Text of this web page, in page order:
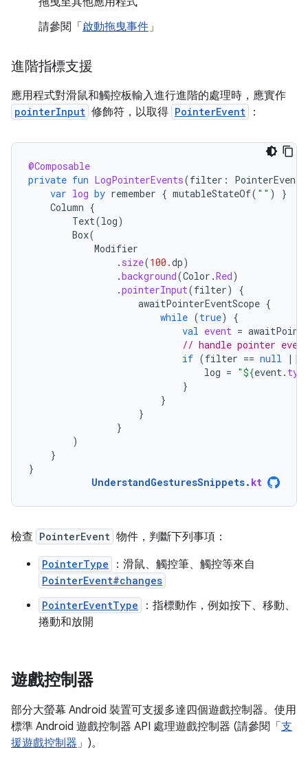
請參閱「 啟動拖曳事件」
進階指標支援
應用程式對滑鼠和觸控板輸入進行進階的處理時，應實作
pointerInput 修飾符，以取得 PointerEvent ：
@Composable
private fun LogPointerEvents(filter :
var log by remember { mutableStateOf( "" )
}
Column {
Text(log)
Box(
Modifier
. size(100.dp)
.background(Color .Red)
.pointerInput(filter)
{
awaitPointerEventScope {
while (true)
{
val event =
// handle pointer event
if (filter == null ||
log = "${event.
}
}
}
}
)
}
}
UnderstandGesturesSnippets. kt
檢查 PointerEvent 物件，判斷下列事項：
PointerType ：滑鼠、觸控筆、觸控等來自
PointerEvent#changes
PointerEventType
：指標動作，例如按下、移動、
捲動和放開
遊戲控制器
部分大螢幕 Android 裝置可支援多達四個遊戲控制器。使用
標準 Android 遊戲控制器 API 處理遊戲控制器 (請參閱「 支
援遊戲控制器」)。